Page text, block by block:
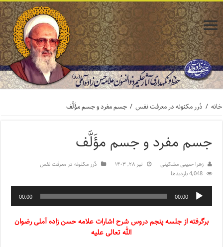
خانه / دُرر مکنونه در معرفت نفس / جسم مفرد و جسم مؤَلَّف
جسم مفرد و جسم مؤَلَّف
زهرا حبیبی مشکینی تیر ۲۸, ۱۴۰۳
دُرر مکنونه در معرفت نفس
4,048 بازدیدها
00:00
00:00
برگرفته از جلسه پنجم دروس شرح اشارات علامه حسن زاده آملی رضوان
الله تعالی علیه